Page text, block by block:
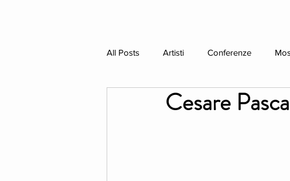
All Posts Artisti Conferenze
In Primo Piano Libri residenze
Cesare